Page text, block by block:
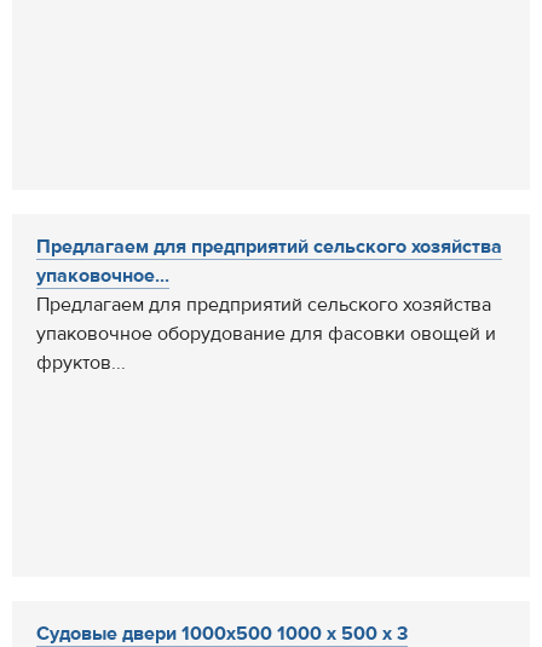
Предлагаем для предприятий сельского хозяйства
упаковочное...
Предлагаем для предприятий сельского хозяйства
упаковочное оборудование для фасовки овощей и
фруктов...
Судовые двери 1000х500 1000 х 500 х 3